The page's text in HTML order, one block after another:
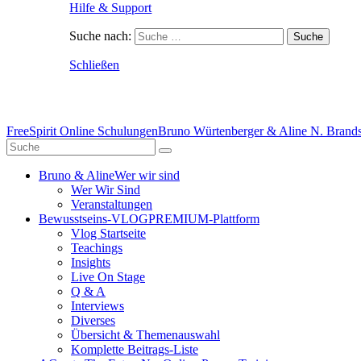
Hilfe & Support
Suche nach:
Schließen
FreeSpirit Online SchulungenBruno Würtenberger & Aline N.
Bruno & AlineWer wir sind
Wer Wir Sind
Veranstaltungen
Bewusstseins-VLOGPREMIUM-Plattform
Vlog Startseite
Teachings
Insights
Live On Stage
Q & A
Interviews
Diverses
Übersicht & Themenauswahl
Komplette Beitrags-Liste